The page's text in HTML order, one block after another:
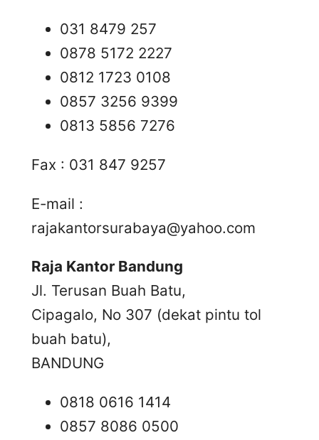
031 8479 257
0878 5172 2227
0812 1723 0108
0857 3256 9399
0813 5856 7276
Fax : 031 847 9257
E-mail :
rajakantorsurabaya@yahoo.com
Raja Kantor Bandung
Jl. Terusan Buah Batu,
Cipagalo, No 307 (dekat pintu tol
buah batu),
BANDUNG
0818 0616 1414
0857 8086 0500